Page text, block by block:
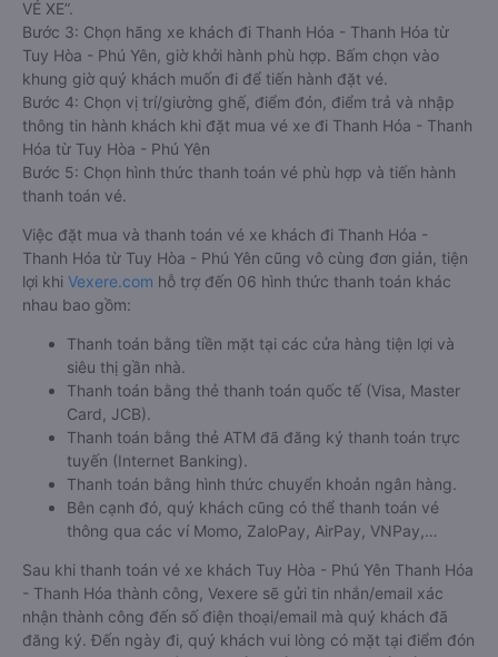
Thuận Hưng
Travel
11:30 - 16:30 Bình Kiến
Ngọc Phát 07:50 - 07:50 QL1A
HTX Sài Gòn 03:30 - 20:30 QL1A
Cách đặt vé xe khách đi Thanh Hóa - Thanh Hóa từ
Tuy Hòa - Phú Yên nhanh và uy tín nhất
Việc có rất nhiều nhà xe Tuy Hòa - Phú Yên Thanh Hóa -
cũng có thể là một điều bất lợi làm cho hàng khách không biết
nên chọn nhà xe nào là phù hợp với mình. Bên cạnh đó, việc
đảm bảo giữ chỗ, có được chỗ ngồi yêu thích sau khi đặt vé
xe đi Thanh Hóa - Thanh Hóa từ Tuy Hòa - Phú Yên giữa nhà
xe với khách hàng sau khi đặt trực tiếp vẫn chưa được đảm
bảo 100%.
Cho nên để dễ dàng so sánh giá, xem đánh giá chất lượng
các nhà xe đi, được đảm bảo quyền lợi cao nhất, được hưởng
Hóa - Thanh Hóa, hành khách có thể đặt mua tại website
Vexere.com- Hệ thống đặt vé xe khách chất lượng, và uy tín
nhất tại Việt Nam, đảm bảo giữ chỗ 100%. Đối với bất cứ giao
dịch đặt mua vé xe khách đi Thanh Hóa - Thanh Hóa từ Tuy